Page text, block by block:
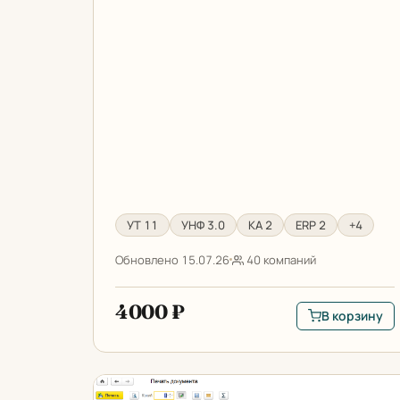
УТ 11 УНФ 3.0 КА 2 ERP 2 +4
Обновлено 15.07.26 40 компаний
4000 ₽ В корзину:
В корзину